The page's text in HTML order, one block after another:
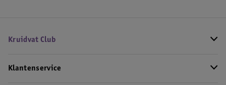
Kruidvat Club
Klantenservice